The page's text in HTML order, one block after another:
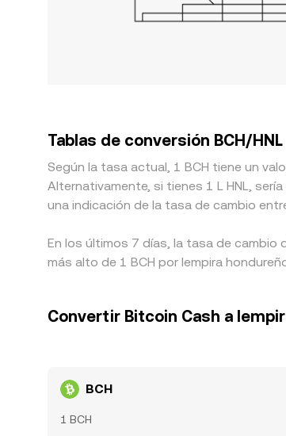
Tablas de conversión BCH/HNL
Según la tasa actual, 1 BCH tiene un
Alternativamente, si tienes 1 L HNL,
una indicación de la tasa de cambio
En los últimos 7 días, la tasa de cambio
más alto de 1 BCH por lempira
Convertir Bitcoin Cash a
BCH
1 BCH